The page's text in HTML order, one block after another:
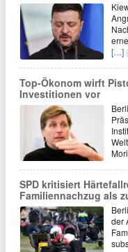
[…]
Top-Ökonom wirft
Investitionen vor
SPD kritisiert
Familiennachzug als
der